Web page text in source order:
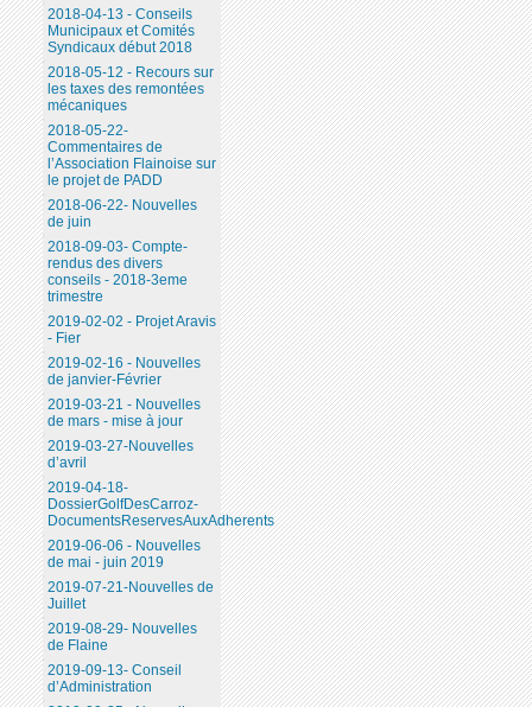
2018-04-13 - Conseils
Municipaux et Comités
Syndicaux début 2018
2018-05-12 - Recours sur
les taxes des remontées
mécaniques
2018-05-22-
Commentaires de
l’Association Flainoise sur
le projet de PADD
2018-06-22- Nouvelles
de juin
2018-09-03- Compte-
rendus des divers
conseils - 2018-3eme
trimestre
2019-02-02 - Projet Aravis
- Fier
2019-02-16 - Nouvelles
de janvier-Février
2019-03-21 - Nouvelles
de mars - mise à jour
2019-03-27-Nouvelles
d’avril
2019-04-18-
DossierGolfDesCarroz-
DocumentsReservesAuxAdherents
2019-06-06 - Nouvelles
de mai - juin 2019
2019-07-21-Nouvelles de
Juillet
2019-08-29- Nouvelles
de Flaine
2019-09-13- Conseil
d’Administration